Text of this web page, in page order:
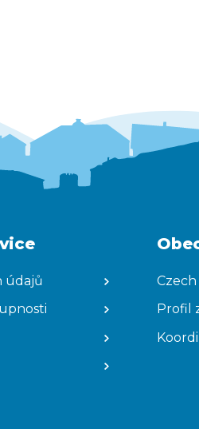
údajů
Profil